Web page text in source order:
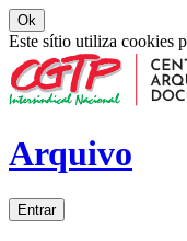
Ok
Este sítio utiliza cookies
Arquivo
Entrar